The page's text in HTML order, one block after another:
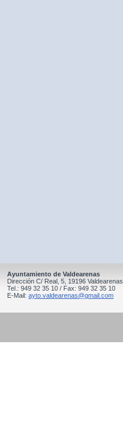
Ayuntamiento de Valdearenas
Dirección C/ Real, 5, 19196 Valdearenas
Tel.: 949 32 35 10 / Fax: 949 32 35 10
E-Mail: ayto.valdearenas@gmail.com